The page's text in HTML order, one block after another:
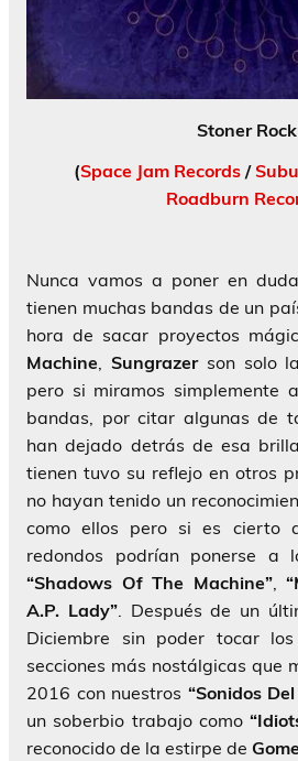
Stoner Rock
(Space Jam Records/
Roadburn
Nunca vamos a poner en
tienen muchas bandas de un
hora de sacar proyectos
Machine, Sungrazerson solo
pero si miramos simplemente
bandas, por citar algunas de
han dejado detrás de esa
tienen tuvo su reflejo en otros
no hayan tenido un
como ellos pero si es cierto
redondos podrían ponerse a
“Shadows Of The Machine”,
A.P. Lady”. Después de un
Diciembre sin poder tocar
secciones más nostálgicas que
2016 con nuestros “Sonidos
un soberbio trabajo como
reconocido de la estirpe de